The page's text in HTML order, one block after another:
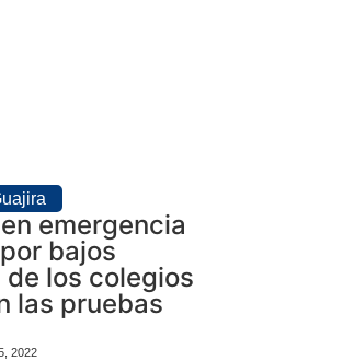
emergencia
bajos
los colegios
las pruebas
2022